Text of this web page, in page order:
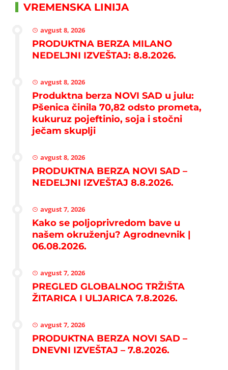
VREMENSKA LINIJA
avgust 8, 2026
PRODUKTNA BERZA MILANO
NEDELJNI IZVEŠTAJ: 8.8.2026.
avgust 8, 2026
Produktna berza NOVI SAD u julu:
Pšenica činila 70,82 odsto prometa,
kukuruz pojeftinio, soja i stočni
ječam skuplji
avgust 8, 2026
PRODUKTNA BERZA NOVI SAD –
NEDELJNI IZVEŠTAJ 8.8.2026.
avgust 7, 2026
Kako se poljoprivredom bave u
našem okruženju? Agrodnevnik |
06.08.2026.
avgust 7, 2026
PREGLED GLOBALNOG TRŽIŠTA
ŽITARICA I ULJARICA 7.8.2026.
avgust 7, 2026
PRODUKTNA BERZA NOVI SAD –
DNEVNI IZVEŠTAJ – 7.8.2026.